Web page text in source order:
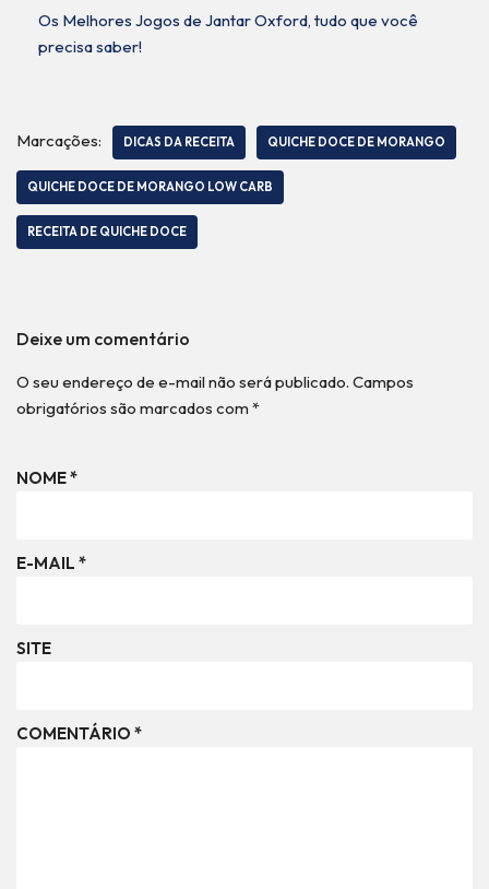
Os Melhores Jogos de Jantar Oxford, tudo que você
precisa saber!
Marcações: DICAS DA RECEITA QUICHE DOCE DE MORANGO
QUICHE DOCE DE MORANGO LOW CARB
RECEITA DE QUICHE DOCE
Deixe um comentário
O seu endereço de e-mail não será publicado. Campos
obrigatórios são marcados com *
NOME*
E-MAIL *
SITE
COMENTÁRIO *